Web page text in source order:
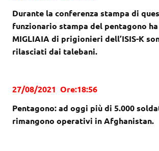
Durante la conferenza stampa di
funzionario stampa del pentagono
MIGLIAIA di prigionieri dell’ISIS-K
rilasciati dai talebani.
27/08/2021 Ore:18:56
Pentagono: ad oggi più di 5.000
rimangono operativi in Afghanistan.